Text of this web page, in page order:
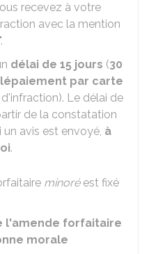
recevez à votre
avec la mention
".
délai de 15 jours (30
par carte
Le délai de
de la constatation
avis est envoyé, à
.
minoréest fixé
l'amende forfaitaire
morale